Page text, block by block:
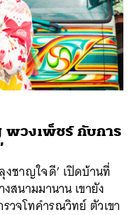
พวงเพ็ชร์ กับการ
งชาญใจดี’ เปิดบ้านที่
สนามมานาน เขายัง
วจโทคำรณวิทย์ ตัวเขา